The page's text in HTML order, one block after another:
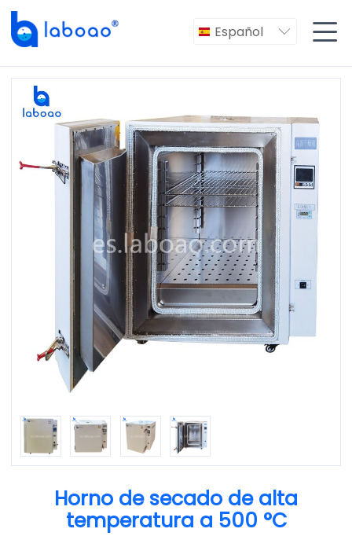
Español  
Horno de secado de alta
temperatura a 500 °C